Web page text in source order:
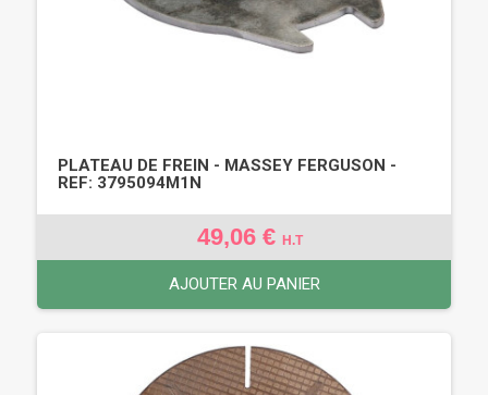
PLATEAU DE FREIN - MASSEY FERGUSON -
REF: 3795094M1N
49,06 € H.T
AJOUTER AU PANIER